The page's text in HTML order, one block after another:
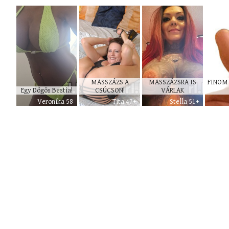
Egy Dögös Bestia!
Veronika 58
MASSZÁZS A
CSÚCSON!
Tita 47+
MASSZÁZSRA IS
VÁRLAK
Stella 51+
FINOM